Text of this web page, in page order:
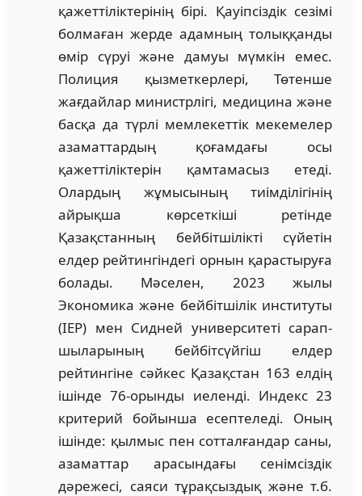
қажеттіліктерінің бірі. Қауіпсіздік сезімі
болмаған жерде адамның толық­қанды
өмір сүруі және дамуы мүмкін емес.
Полиция қызметкерлері, Төтенше
жағдайлар министрлігі, медицина және
басқа да түрлі мемлекеттік мекемелер
азаматтардың қоғамдағы осы
қажеттіліктерін қам­тамасыз етеді.
Олардың жұмысының тиімділігінің
айрықша көрсеткіші ретінде
Қазақстанның бейбітшілікті сүйе­тін
елдер рейтингіндегі орнын қарастыруға
болады. Мәселен, 2023 жылы
Экономика және бейбітшілік институты
(IEP) мен Сидней университеті сарап­
шыларының бейбітсүйгіш елдер
рейтингіне сәй­кес Қазақстан 163 елдің
ішінде 76-орынды иелен­ді. Индекс 23
кри­терий бойынша есептеледі. Оның
ішінде: қыл­мыс пен сотталғандар саны,
аза­мат­тар ара­сын­дағы сенімсіздік
дәрежесі, саяси тұрақ­сыздық және т.б.